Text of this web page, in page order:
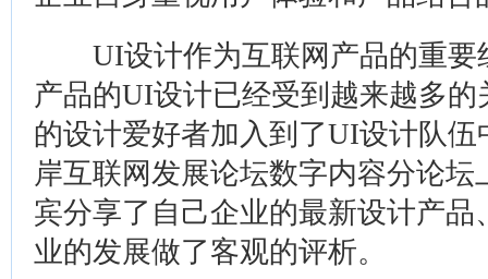
UI设计作为互联网产品的重要
产品的UI设计已经受到越来越多
的设计爱好者加入到了UI设计队伍
岸互联网发展论坛数字内容分论
宾分享了自己企业的最新设计产
业的发展做了客观的评析。